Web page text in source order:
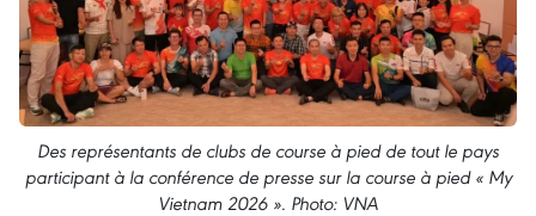
Des représentants de clubs de course à pied de tout le pays
participant à la conférence de presse sur la course à pied « My
Vietnam 2026 ». Photo: VNA